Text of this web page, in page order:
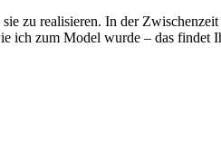
zu realisieren. In der
ich zum Model wurde – das findet